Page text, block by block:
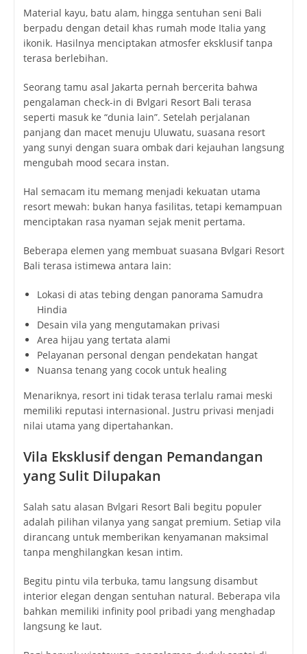
Material kayu, batu alam, hingga sentuhan seni Bali
berpadu dengan detail khas rumah mode Italia yang
ikonik. Hasilnya menciptakan atmosfer eksklusif tanpa
terasa berlebihan.
Seorang tamu asal Jakarta pernah bercerita bahwa
pengalaman check-in di Bvlgari Resort Bali terasa
seperti masuk ke “dunia lain”. Setelah perjalanan
panjang dan macet menuju Uluwatu, suasana resort
yang sunyi dengan suara ombak dari kejauhan langsung
mengubah mood secara instan.
Hal semacam itu memang menjadi kekuatan utama
resort mewah: bukan hanya fasilitas, tetapi kemampuan
menciptakan rasa nyaman sejak menit pertama.
Beberapa elemen yang membuat suasana Bvlgari Resort
Bali terasa istimewa antara lain:
Lokasi di atas tebing dengan panorama Samudra
Hindia
Desain vila yang mengutamakan privasi
Area hijau yang tertata alami
Pelayanan personal dengan pendekatan hangat
Nuansa tenang yang cocok untuk healing
Menariknya, resort ini tidak terasa terlalu ramai meski
memiliki reputasi internasional. Justru privasi menjadi
nilai utama yang dipertahankan.
Vila Eksklusif dengan Pemandangan
yang Sulit Dilupakan
Salah satu alasan Bvlgari Resort Bali begitu populer
adalah pilihan vilanya yang sangat premium. Setiap vila
dirancang untuk memberikan kenyamanan maksimal
tanpa menghilangkan kesan intim.
Begitu pintu vila terbuka, tamu langsung disambut
interior elegan dengan sentuhan natural. Beberapa vila
bahkan memiliki infinity pool pribadi yang menghadap
langsung ke laut.